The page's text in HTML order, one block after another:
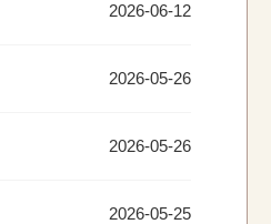
2026-06-12
2026-05-26
2026-05-26
2026-05-25